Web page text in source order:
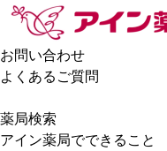
お問い合わせ
よくあるご質問
薬局検索
アイン薬局でできること